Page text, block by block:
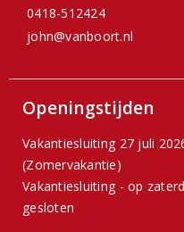
0418-512424
john@vanboort.nl
Openingstijden
Vakantiesluiting 27 juli
(Zomervakantie)
Vakantiesluiting - op
gesloten